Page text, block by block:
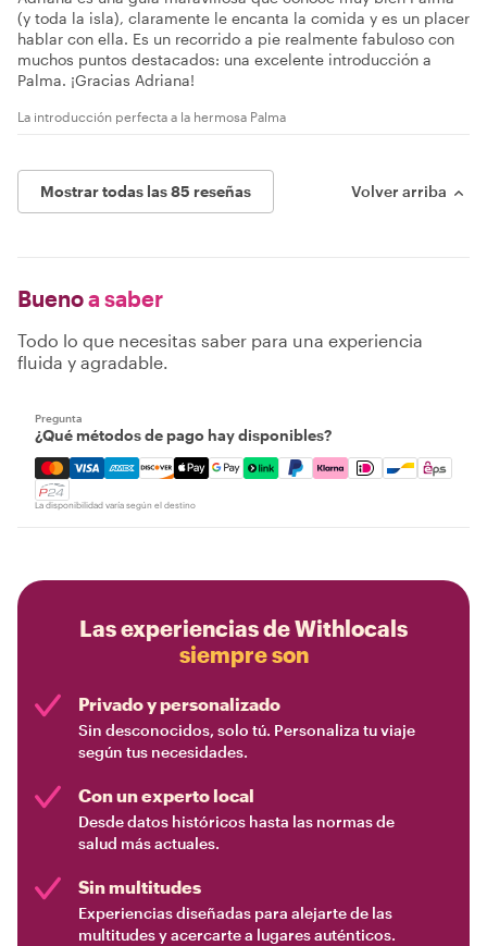
(y toda la isla), claramente le encanta la comida y es un placer
hablar con ella. Es un recorrido a pie realmente fabuloso con
muchos puntos destacados: una excelente introducción a
Palma. ¡Gracias Adriana!
La introducción perfecta a la hermosa Palma
Mostrar todas las 85 reseñas Volver arriba
Buenoa saber
Todo lo que necesitas saber para una experiencia
fluida y agradable.
Pregunta
¿Qué métodos de pago hay disponibles?
Mastercard, Visa, Amex, Discover, Apple Pay, Google
La disponibilidad varía según el destino
Las experiencias de Withlocals
siempre son
Privado y personalizado
Sin desconocidos, solo tú. Personaliza tu viaje
según tus necesidades.
Con un experto local
Desde datos históricos hasta las normas de
salud más actuales.
Sin multitudes
Experiencias diseñadas para alejarte de las
multitudes y acercarte a lugares auténticos.